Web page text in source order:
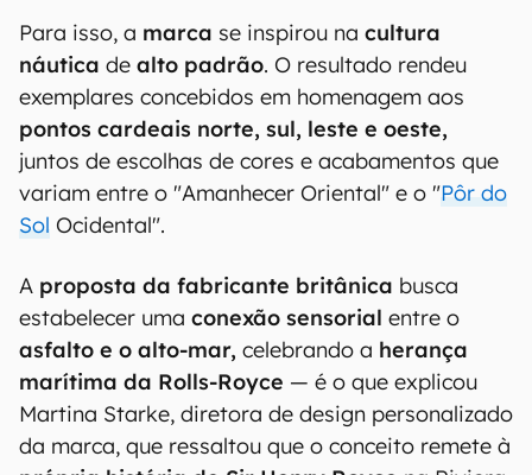
Para isso, a marca se inspirou na cultura
náutica de alto padrão. O resultado rendeu
exemplares concebidos em homenagem aos
pontos cardeais norte, sul, leste e oeste,
juntos de escolhas de cores e acabamentos que
variam entre o "Amanhecer Oriental" e o "Pôr do
Sol Ocidental".
A proposta da fabricante britânica busca
estabelecer uma conexão sensorial entre o
asfalto e o alto-mar, celebrando a herança
marítima da Rolls-Royce — é o que explicou
Martina Starke, diretora de design personalizado
da marca, que ressaltou que o conceito remete à